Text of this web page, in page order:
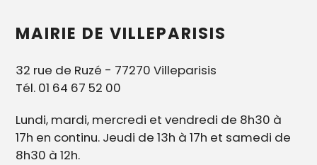
MAIRIE DE VILLEPARISIS
32 rue de Ruzé - 77270 Villeparisis
Tél. 01 64 67 52 00
Lundi, mardi, mercredi et vendredi de 8h30 à
17h en continu. Jeudi de 13h à 17h et samedi de
8h30 à 12h.